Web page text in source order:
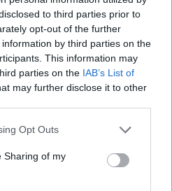
to third parties prior to
opt-out of the further
by third parties on the
This information may
parties on the IAB’s List of
may further disclose it to other
Opt Outs
Sharing of my
utasítására hajtották végre,
támadást intézett Észak-
drónt indított Izrael felé,
fel. Katonai források
lakott...
előfizetéses